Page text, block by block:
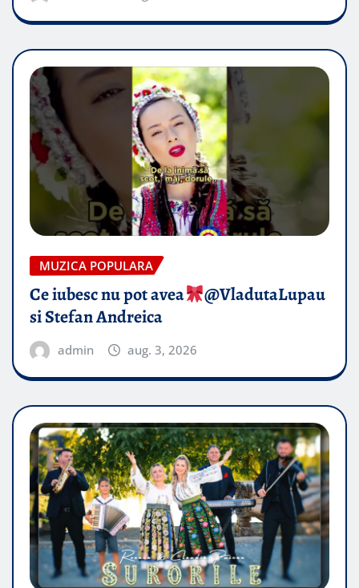
MUZICA POPULARA
Ce iubesc nu pot avea
​@VladutaLupau
si Stefan Andreica
admin aug. 3, 2026